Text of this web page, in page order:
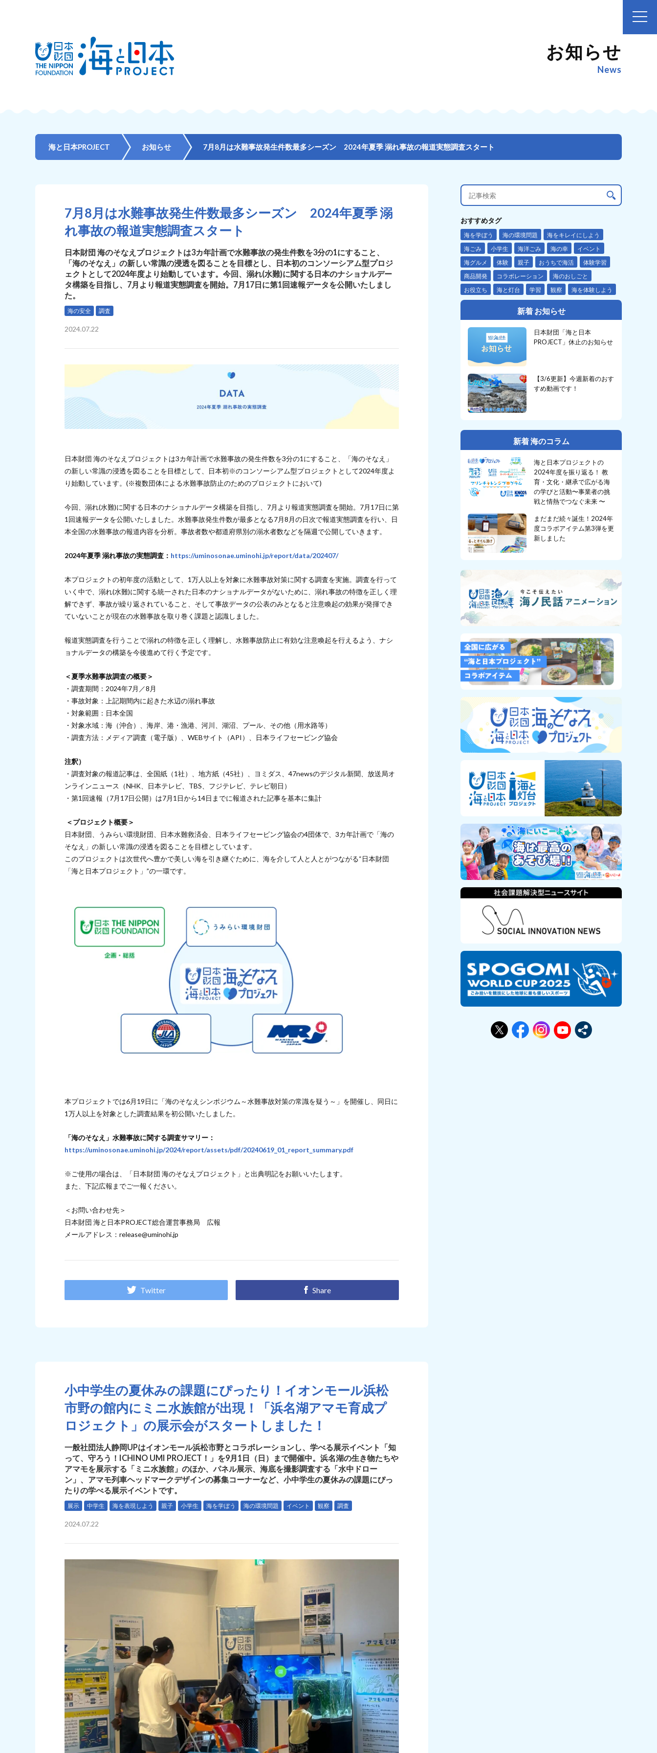
お知らせ
News
海と日本PROJECT お知らせ 7月8月は水難事故発生件数最多シーズン 2024年夏季 溺れ事故の報道実態調査スタート
7月8月は水難事故発生件数最多シーズン 2024年夏季 溺
れ事故の報道実態調査スタート
日本財団 海のそなえプロジェクトは3カ年計画で水難事故の発生件数を3分の1にすること、
「海のそなえ」の新しい常識の浸透を図ることを目標とし、日本初のコンソーシアム型プロジ
ェクトとして2024年度より始動しています。今回、溺れ(水難)に関する日本のナショナルデー
タ構築を目指し、7月より報道実態調査を開始。7月17日に第1回速報データを公開いたしまし
た。
海の安全 調査
2024.07.22
日本財団 海のそなえプロジェクトは3カ年計画で水難事故の発生件数を3分の1にすること、「海のそなえ」
の新しい常識の浸透を図ることを目標として、日本初※のコンソーシアム型プロジェクトとして2024年度よ
り始動しています。(※複数団体による水難事故防止のためのプロジェクトにおいて)
今回、溺れ(水難)に関する日本のナショナルデータ構築を目指し、7月より報道実態調査を開始。7月17日に第
1回速報データを公開いたしました。水難事故発生件数が最多となる7月8月の日次で報道実態調査を行い、日
本全国の水難事故の報道内容を分析。事故者数や都道府県別の溺水者数などを隔週で公開していきます。
2024年夏季 溺れ事故の実態調査： https://uminosonae.uminohi.jp/report/data/202407/
本プロジェクトの初年度の活動として、1万人以上を対象に水難事故対策に関する調査を実施。調査を行って
いく中で、溺れ(水難)に関する統一された日本のナショナルデータがないために、溺れ事故の特徴を正しく理
解できず、事故が繰り返されていること、そして事故データの公表のみとなると注意喚起の効果が発揮でき
ていないことが現在の水難事故を取り巻く課題と認識しました。
報道実態調査を行うことで溺れの特徴を正しく理解し、水難事故防止に有効な注意喚起を行えるよう、ナシ
ョナルデータの構築を今後進めて行く予定です。
＜夏季水難事故調査の概要＞
・調査期間：2024年7月／8月
・事故対象：上記期間内に起きた水辺の溺れ事故
・対象範囲：日本全国
・対象水域：海（沖合）、海岸、港・漁港、河川、湖沼、プール、その他（用水路等）
・調査方法：メディア調査（電子版）、WEBサイト（API）、日本ライフセービング協会
注釈）
・調査対象の報道記事は、全国紙（1社）、地方紙（45社）、ヨミダス、47newsのデジタル新聞、放送局オ
ンラインニュース（NHK、日本テレビ、TBS、フジテレビ、テレビ朝日）
・第1回速報（7月17日公開）は7月1日から14日までに報道された記事を基本に集計
＜プロジェクト概要＞
日本財団、うみらい環境財団、日本水難救済会、日本ライフセービング協会の4団体で、3カ年計画で「海の
そなえ」の新しい常識の浸透を図ることを目標としています。
このプロジェクトは次世代へ豊かで美しい海を引き継ぐために、海を介して人と人とがつながる“日本財団
「海と日本プロジェクト」”の一環です。
本プロジェクトでは6月19日に「海のそなえシンポジウム～水難事故対策の常識を疑う～」を開催し、同日に
1万人以上を対象とした調査結果を初公開いたしました。
「海のそなえ」水難事故に関する調査サマリー：
https://uminosonae.uminohi.jp/2024/report/assets/pdf/20240619_01_report_summary.pdf
※ご使用の場合は、「日本財団 海のそなえプロジェクト」と出典明記をお願いいたします。
また、下記広報までご一報ください。
＜お問い合わせ先＞
日本財団 海と日本PROJECT総合運営事務局 広報
メールアドレス：release@uminohi.jp
Twitter Share
小中学生の夏休みの課題にぴったり！イオンモール浜松
市野の館内にミニ水族館が出現！「浜名湖アマモ育成プ
ロジェクト」の展示会がスタートしました！
一般社団法人静岡UPはイオンモール浜松市野とコラボレーションし、学べる展示イベント「知
って、守ろう！ICHINO UMI PROJECT！」を9月1日（日）まで開催中。浜名湖の生き物たちや
アマモを展示する「ミニ水族館」のほか、パネル展示、海底を撮影調査する「水中ドロー
ン」、アマモ列車ヘッドマークデザインの募集コーナーなど、小中学生の夏休みの課題にぴっ
たりの学べる展示イベントです。
展示 中学生 海を表現しよう 親子 小学生 海を学ぼう 海の環境問題 イベント 観察 調査
2024.07.22
おすすめタグ
海を学ぼう 海の環境問題
海をキレイにしよう
海ごみ
小学生 海洋ごみ 海の幸
イベント
海グルメ
体験 親子 おうちで海活
体験学習
商品開発
コラボレーション
海のおしごと
お役立ち
海と灯台 学習 観察 海を体験しよう
新着 お知らせ
日本財団「海と日本
PROJECT」休止のお知らせ
【3/6更新】今週新着のおす
すめ動画です！
新着 海のコラム
海と日本プロジェクトの
2024年度を振り返る！ 教
育・文化・継承で広がる海
の学びと活動〜事業者の挑
戦と情熱でつなぐ未来 〜
まだまだ続々誕生！2024年
度コラボアイテム第3弾を更
新しました